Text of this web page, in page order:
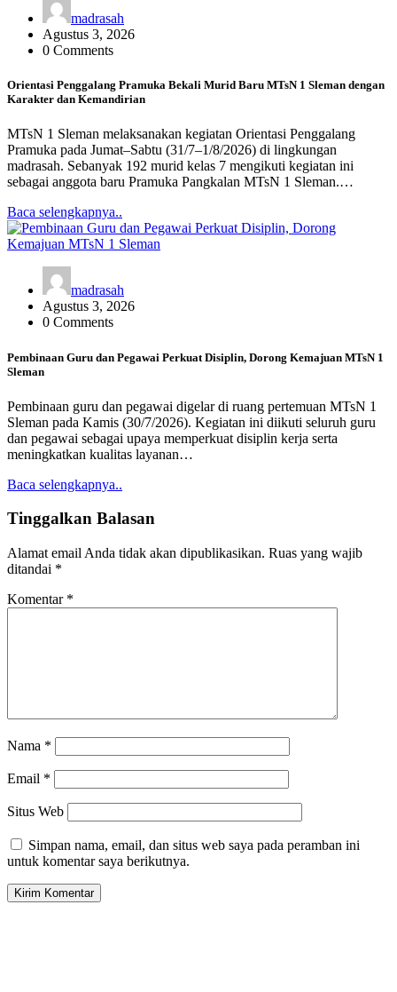
madrasah
Agustus 3, 2026
0 Comments
Orientasi Penggalang Pramuka Bekali Murid Baru MTsN 1 Sleman dengan
Karakter dan Kemandirian
MTsN 1 Sleman melaksanakan kegiatan Orientasi Penggalang
Pramuka pada Jumat–Sabtu (31/7–1/8/2026) di lingkungan
madrasah. Sebanyak 192 murid kelas 7 mengikuti kegiatan ini
sebagai anggota baru Pramuka Pangkalan MTsN 1 Sleman.…
Baca selengkapnya..
madrasah
Agustus 3, 2026
0 Comments
Pembinaan Guru dan Pegawai Perkuat Disiplin, Dorong Kemajuan MTsN 1
Sleman
Pembinaan guru dan pegawai digelar di ruang pertemuan MTsN 1
Sleman pada Kamis (30/7/2026). Kegiatan ini diikuti seluruh guru
dan pegawai sebagai upaya memperkuat disiplin kerja serta
meningkatkan kualitas layanan…
Baca selengkapnya..
Tinggalkan Balasan
Alamat email Anda tidak akan dipublikasikan. Ruas yang wajib
ditandai *
Komentar *
Nama *
Email *
Situs Web
Simpan nama, email, dan situs web saya pada peramban ini
untuk komentar saya berikutnya.